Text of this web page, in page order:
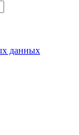
данных